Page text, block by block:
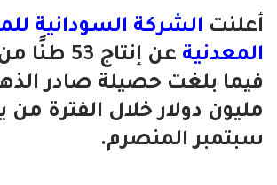
أعلنت الشركة السودانية
المعدنية
عن إنتاج
مليون دولار خلال الفترة من
سبتمبر المنصرم.